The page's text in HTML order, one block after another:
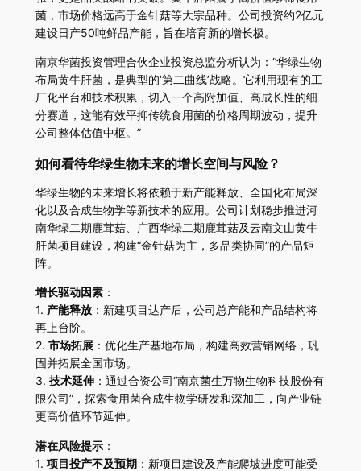
菌，市场价格远高于金针菇等大宗品种。公司投资约2亿元
建设日产50吨鲜品产能，旨在培育新的增长极。
南京华菌投资管理合伙企业投资总监分析认为：“华绿生物
布局黄牛肝菌，是典型的‘第二曲线’战略。它利用现有的工
厂化平台和技术积累，切入一个高附加值、高成长性的细
分赛道，这能有效平抑传统食用菌的价格周期波动，提升
公司整体估值中枢。”
如何看待华绿生物未来的增长空间与风险？
华绿生物的未来增长将依赖于新产能释放、全国化布局深
化以及合成生物学等新技术的应用。公司计划稳步推进河
南华绿二期鹿茸菇、广西华绿二期鹿茸菇及云南文山黄牛
肝菌项目建设，构建“金针菇为主，多品类协同”的产品矩
阵。
增长驱动因素：
1. 产能释放：新建项目达产后，公司总产能和产品结构将
再上台阶。
2. 市场拓展：优化生产基地布局，构建高效营销网络，巩
固并拓展全国市场。
3. 技术延伸：通过合资公司“南京菌生万物生物科技股份有
限公司”，探索食用菌合成生物学研发和深加工，向产业链
更高价值环节延伸。
潜在风险提示：
1. 项目投产不及预期：新项目建设及产能爬坡进度可能受